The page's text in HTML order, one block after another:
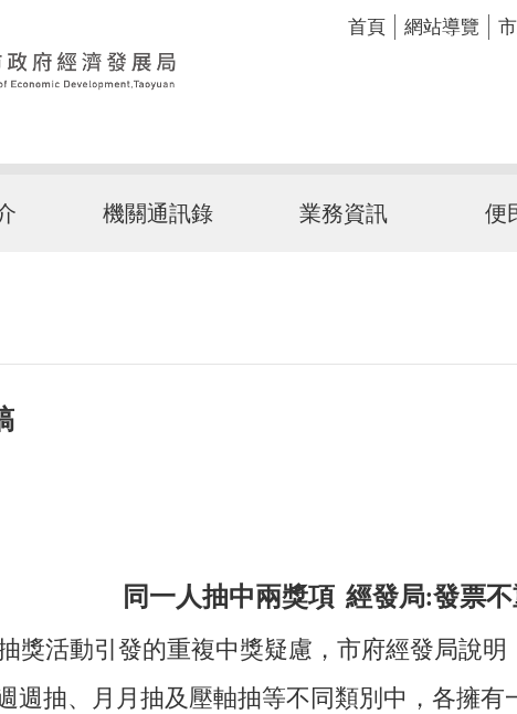
首頁 網站導覽
機關通訊錄 業務資訊 便
同一人抽中兩獎項 經發局:發票
活動引發的重複中獎疑慮，市府經發局說
週抽、月月抽及壓軸抽等不同類別中，各擁